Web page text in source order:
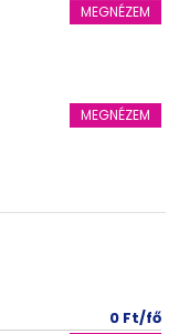
MEGNÉZEM
MEGNÉZEM
0 Ft/fő